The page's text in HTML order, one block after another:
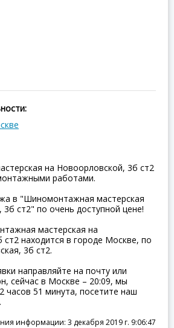
на Новоорловской, 3б ст2
работами.
в "Шиномонтажная мастерская
ст2" по очень доступной цене!
мастерская на
находится в городе Москве, по
3б ст2.
направляйте на почту или
сейчас в Москве – 20:09, мы
часов 51 минута, посетите наш
информации: 3 декабря 2019 г. 9:06:47